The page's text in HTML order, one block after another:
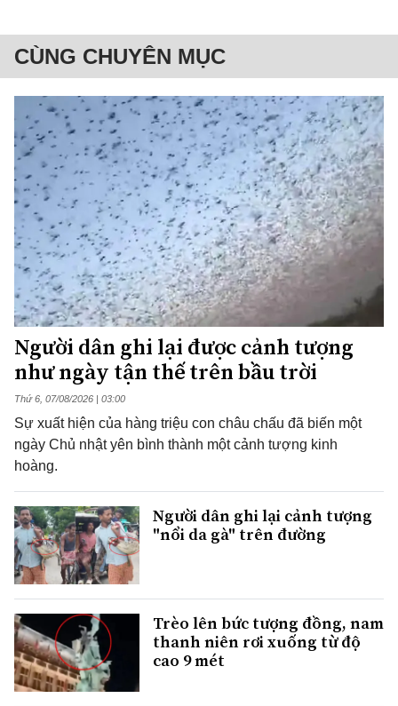
CÙNG CHUYÊN MỤC
Người dân ghi lại được cảnh tượng
như ngày tận thế trên bầu trời
Thứ 6, 07/08/2026 | 03:00
Sự xuất hiện của hàng triệu con châu chấu đã biến một
ngày Chủ nhật yên bình thành một cảnh tượng kinh
hoàng.
Người dân ghi lại cảnh tượng
"nổi da gà" trên đường
Trèo lên bức tượng đồng, nam
thanh niên rơi xuống từ độ
cao 9 mét